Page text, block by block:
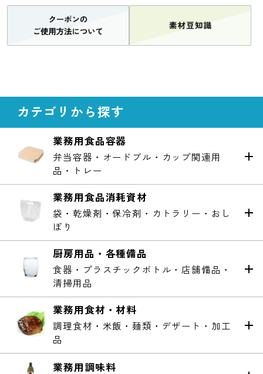
カテゴリから探す
業務用食品容器
弁当容器・オードブル・カップ関連用
品・トレー
業務用食品消耗資材
袋・乾燥剤・保冷剤・カトラリー・おし
ぼり
厨房用品・各種備品
食器・プラスチックボトル・店舗備品・
清掃用品
業務用食材・材料
調理食材・米飯・麺類・デザート・加工
品
業務用調味料